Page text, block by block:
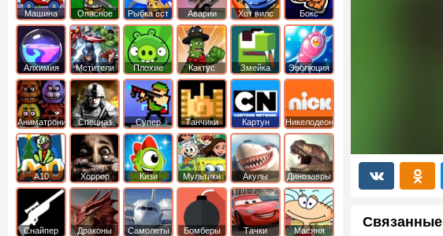
Машина
ест
машину
Опасное
оружие
Рыбка ест
рыбку
Аварии
машин
Хот вилс Бокс
Алхимия Мстители
Плохие
свинки
Кактус
маккой
Змейка Эволюция
Аниматроники Спецназ
Супер
бойцы
Танчики
Картун
нетворк
Никелодеон
А10 Хоррор Кизи Мультики Акулы Динозавры
Снайпер Драконы Самолеты Бомберы Тачки Масяня